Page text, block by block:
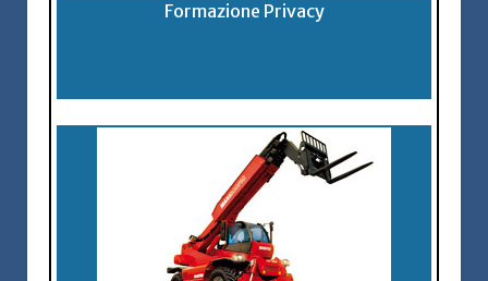
Formazione Privacy